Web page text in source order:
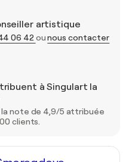
artistique
06 42 ounous contacter
à Singulart la
la note de 4,9/5 attribuée
clients.